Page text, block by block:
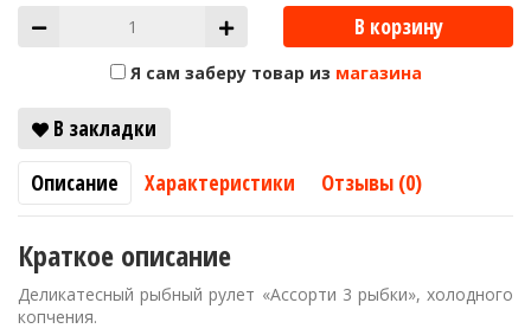
В корзину
Я сам заберу товар из магазина
В закладки
Описание
Характеристики Отзывы (0)
Краткое описание
Деликатесный рыбный рулет «Ассорти 3 рыбки», холодного
копчения.